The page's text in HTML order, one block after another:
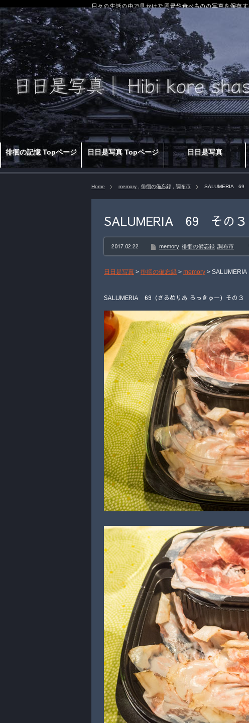
徘徊の記憶 Topページ 日日是写真 Topページ 日日是写真
日々の生活の中で見かけた風景や食べものの写真を保存
Home memory 徘徊の備忘録 調布市 SALUMERIA 69
SALUMERIA 69 その３
2017.02.22 memory 徘徊の備忘録 調布市
日日是写真 > 徘徊の備忘録 > memory >
SALUMERIA 69（さるめりあ ろっきゅー）その３